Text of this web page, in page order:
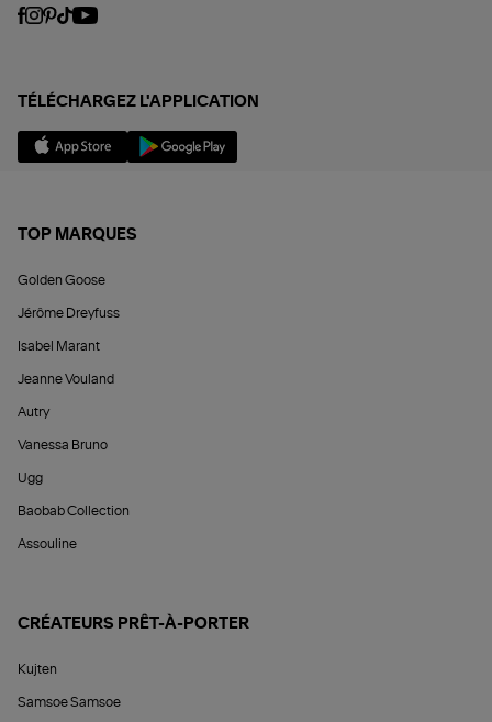
TÉLÉCHARGEZ L'APPLICATION
TOP MARQUES
Golden Goose
Jérôme Dreyfuss
Isabel Marant
Jeanne Vouland
Autry
Vanessa Bruno
Ugg
Baobab Collection
Assouline
CRÉATEURS PRÊT-À-PORTER
Kujten
Samsoe Samsoe